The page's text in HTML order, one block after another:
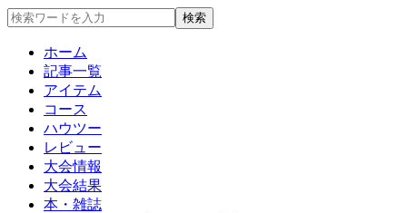
ホーム
記事一覧
アイテム
コース
ハウツー
レビュー
大会情報
大会結果
本・雑誌